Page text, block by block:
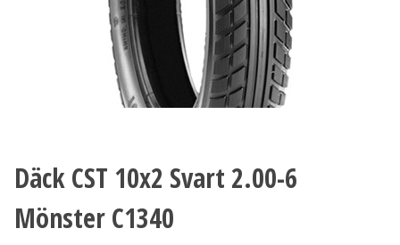
Däck CST 10x2 Svart 2.00-6
Mönster C1340